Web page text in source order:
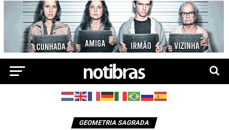
GEOMETRIA SAGRADA